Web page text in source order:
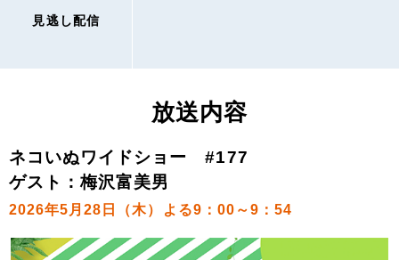
見逃し配信
放送内容
ネコいぬワイドショー #177
ゲスト：梅沢富美男
2026年5月28日（木）よる9：00～9：54